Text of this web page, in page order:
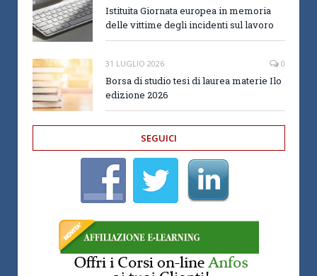
Istituita Giornata europea in memoria
delle vittime degli incidenti sul lavoro
31 LUGLIO 2026 0
Borsa di studio tesi di laurea materie Ilo
edizione 2026
SEGUICI